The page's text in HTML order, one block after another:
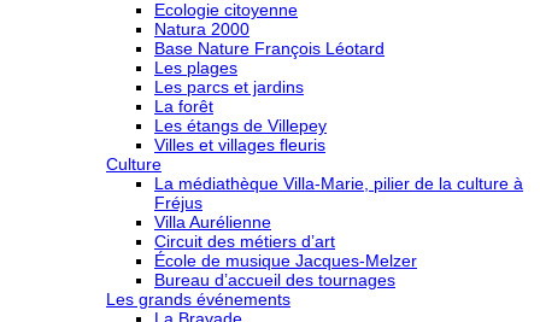
Ecologie citoyenne
Natura 2000
Base Nature François Léotard
Les plages
Les parcs et jardins
La forêt
Les étangs de Villepey
Villes et villages fleuris
Culture
La médiathèque Villa-Marie, pilier de la culture à
Fréjus
Villa Aurélienne
Circuit des métiers d’art
École de musique Jacques-Melzer
Bureau d’accueil des tournages
Les grands événements